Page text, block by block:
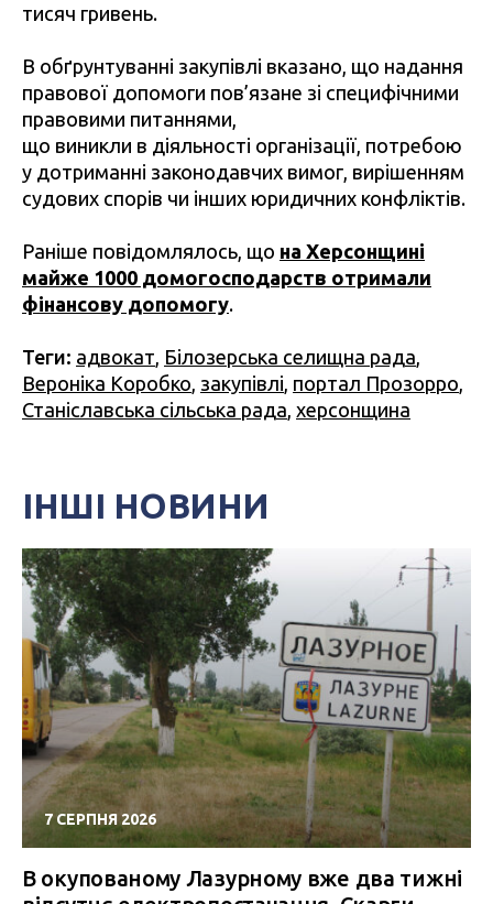
тисяч гривень.
В обґрунтуванні закупівлі вказано, що надання
правової допомоги пов’язане зі специфічними
правовими питаннями,
що виникли в діяльності організації, потребою
у дотриманні законодавчих вимог, вирішенням
судових спорів чи інших юридичних конфліктів.
Раніше повідомлялось, що на Херсонщині
майже 1000 домогосподарств отримали
фінансову допомогу.
Теги: адвокат Білозерська селищна рада
Вероніка Коробко закупівлі портал Прозорро
Станіславська сільська рада херсонщина
ІНШІ НОВИНИ
7 СЕРПНЯ 2026
В окупованому Лазурному вже два тижні